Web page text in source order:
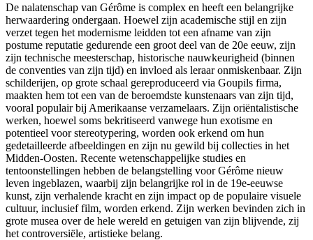
De nalatenschap van Gérôme is complex en heeft een belangrijke
herwaardering ondergaan. Hoewel zijn academische stijl en zijn
verzet tegen het modernisme leidden tot een afname van zijn
postume reputatie gedurende een groot deel van de 20e eeuw, zijn
zijn technische meesterschap, historische nauwkeurigheid (binnen
de conventies van zijn tijd) en invloed als leraar onmiskenbaar. Zijn
schilderijen, op grote schaal gereproduceerd via Goupils firma,
maakten hem tot een van de beroemdste kunstenaars van zijn tijd,
vooral populair bij Amerikaanse verzamelaars. Zijn oriëntalistische
werken, hoewel soms bekritiseerd vanwege hun exotisme en
potentieel voor stereotypering, worden ook erkend om hun
gedetailleerde afbeeldingen en zijn nu gewild bij collecties in het
Midden-Oosten. Recente wetenschappelijke studies en
tentoonstellingen hebben de belangstelling voor Gérôme nieuw
leven ingeblazen, waarbij zijn belangrijke rol in de 19e-eeuwse
kunst, zijn verhalende kracht en zijn impact op de populaire visuele
cultuur, inclusief film, worden erkend. Zijn werken bevinden zich in
grote musea over de hele wereld en getuigen van zijn blijvende, zij
het controversiële, artistieke belang.